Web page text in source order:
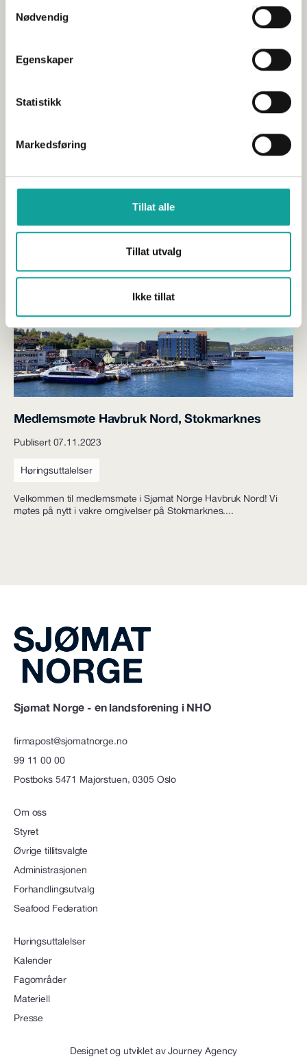
Nødvendig
Egenskaper
Statistikk
Markedsføring
Tillat alle
Tillat utvalg
Ikke tillat
Årssamling Havbruk Nord 2027
Sjømat Norge inviterer til Årssamling Havbruk Nord 2027 på
Radisson Blu Hotel i Tromsø. Vi ser frem til å...
Medlemsmøte Havbruk Nord, Stokmarknes
Publisert 07.11.2023
Høringsuttalelser
Velkommen til medlemsmøte i Sjømat Norge Havbruk Nord! Vi
møtes på nytt i vakre omgivelser på Stokmarknes....
Sjømat Norge - en landsforening i NHO
firmapost@sjomatnorge.no
99 11 00 00
Postboks 5471 Majorstuen, 0305 Oslo
Om oss
Styret
Øvrige tillitsvalgte
Administrasjonen
Forhandlingsutvalg
Seafood Federation
Høringsuttalelser
Kalender
Fagområder
Materiell
Presse
Designet og utviklet avJourney Agency